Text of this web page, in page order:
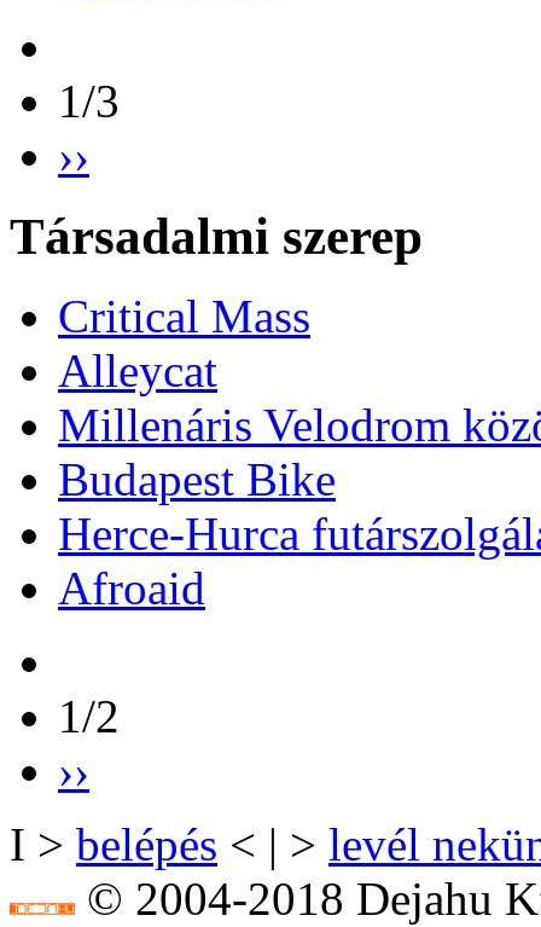
1/3
››
Társadalmi szerep
Critical Mass
Alleycat
Millenáris Velodrom
Budapest Bike
Herce-Hurca
Afroaid
1/2
››
I > belépés < | > levél
© 2004-2018 Dejahu